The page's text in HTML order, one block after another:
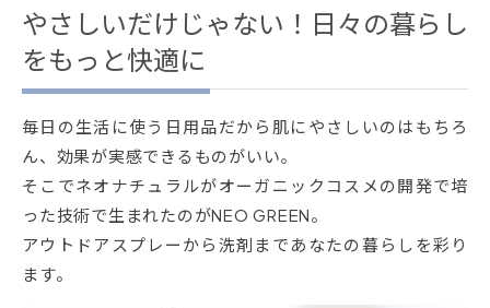
やさしいだけじゃない！日々の暮らし
をもっと快適に
毎日の生活に使う日用品だから肌にやさしいのはもちろ
ん、効果が実感できるものがいい。
そこでネオナチュラルがオーガニックコスメの開発で培
った技術で生まれたのがNEO GREEN。
アウトドアスプレーから洗剤まであなたの暮らしを彩り
ます。